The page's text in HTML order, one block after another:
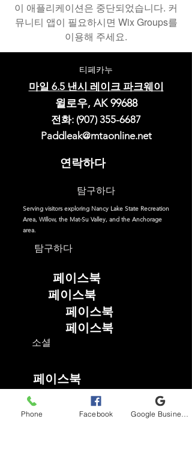
이 애플리케이션은 중단되었습니다. 커
뮤니티 앱이 필요하시면 Wix Groups를
이용해 주세요.
티페카누
마일 6.5 낸시 레이크 파크웨이
윌로우, AK 99688
전화: (907) 355-6687
Paddleak@mtaonline.net
연락하다
탐구하다
Serving visitors exploring Nancy Lake State Recreation
Area, Willow, the Mat-Su Valley, and the Anchorage
area.
탐구하다
페이스북
페이스북
페이스북
페이스북
소셜
페이스북
인스 타 그램
TikTok
Phone Facebook